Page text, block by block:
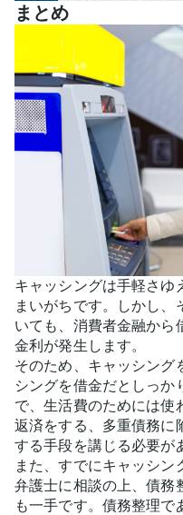
まとめ
キャッシングは手軽さゆ
まいがちです。しかし、
いても、消費者金融から
金利が発生します。
そのため、キャッシング
シングを借金だとしっか
で、生活費のためには使
返済をする、多重債務に
する手段を講じる必要が
また、すでにキャッシン
弁護士に相談の上、債務
も一手です。債務整理で